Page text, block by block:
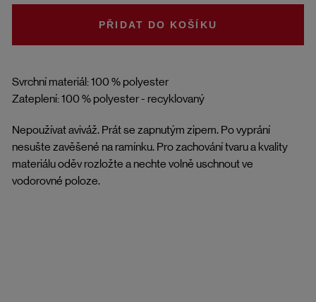
Svrchní materiál: 100 % polyester
Zateplení: 100 % polyester - recyklovaný
Nepoužívat aviváž. Prát se zapnutým zipem. Po vyprání
nesušte zavěšené na ramínku. Pro zachování tvaru a kvality
materiálu oděv rozložte a nechte volně uschnout ve
vodorovné poloze.
DO KOŠÍKU